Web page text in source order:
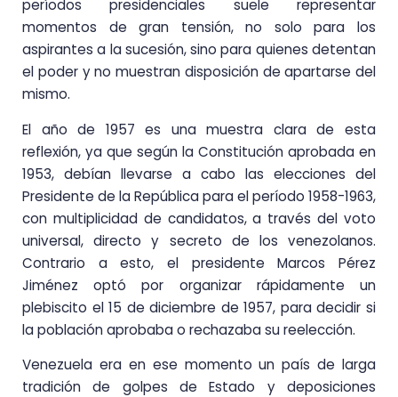
períodos presidenciales suele representar
momentos de gran tensión, no solo para los
aspirantes a la sucesión, sino para quienes detentan
el poder y no muestran disposición de apartarse del
mismo.
El año de 1957 es una muestra clara de esta
reflexión, ya que según la Constitución aprobada en
1953, debían llevarse a cabo las elecciones del
Presidente de la República para el período 1958-1963,
con multiplicidad de candidatos, a través del voto
universal, directo y secreto de los venezolanos.
Contrario a esto, el presidente Marcos Pérez
Jiménez optó por organizar rápidamente un
plebiscito el 15 de diciembre de 1957, para decidir si
la población aprobaba o rechazaba su reelección.
Venezuela era en ese momento un país de larga
tradición de golpes de Estado y deposiciones